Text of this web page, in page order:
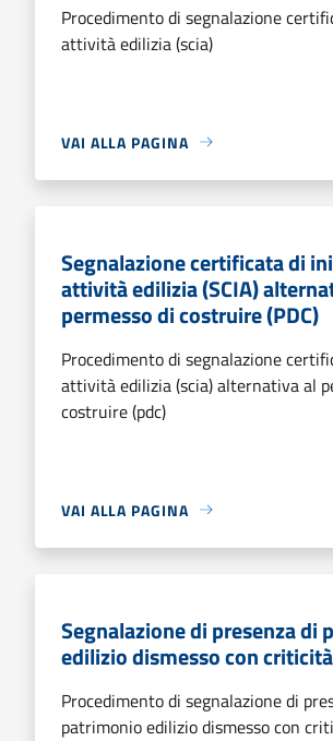
Procedimento di segnalazione
attività edilizia (scia)
VAI ALLA PAGINA
Segnalazione certificata di
attività edilizia (SCIA)
permesso di costruire (PDC)
Procedimento di segnalazione
attività edilizia (scia) alternativa al
costruire (pdc)
VAI ALLA PAGINA
Segnalazione di presenza di
edilizio dismesso con criticità
Procedimento di segnalazione di
patrimonio edilizio dismesso con